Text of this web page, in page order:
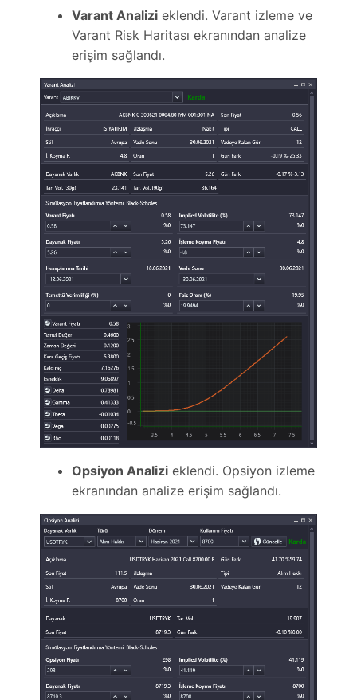
Varant Analizi eklendi. Varant izleme ve
Varant Risk Haritası ekranından analize
erişim sağlandı.
Opsiyon Analizi eklendi. Opsiyon izleme
ekranından analize erişim sağlandı.